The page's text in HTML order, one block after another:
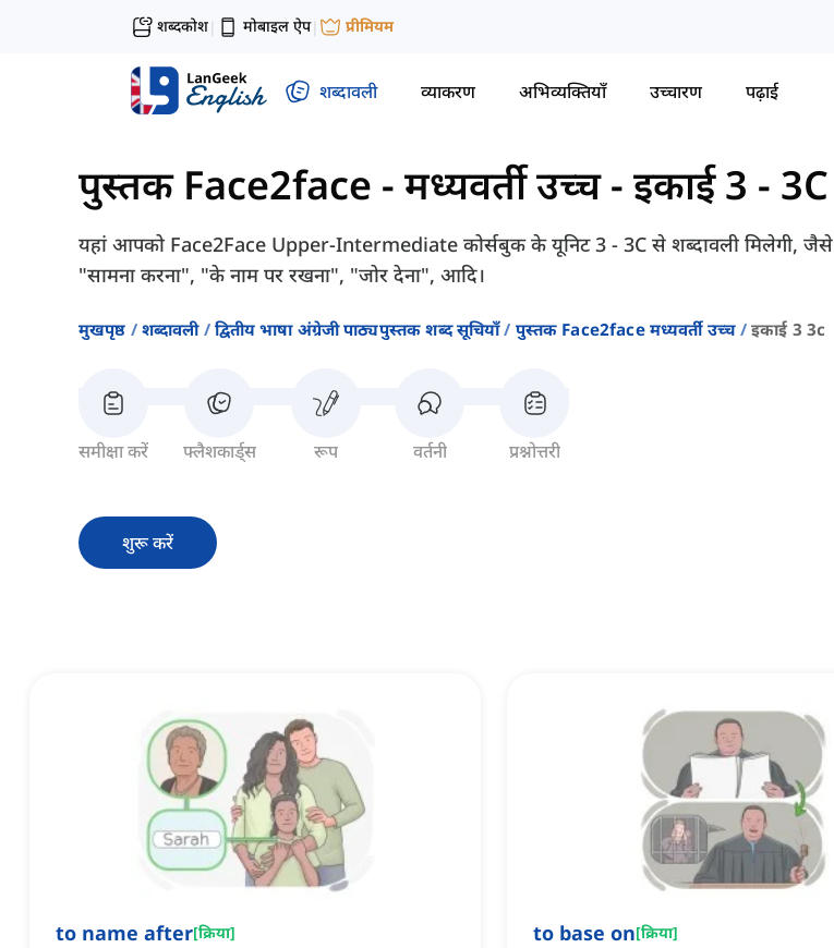
शब्दकोश| मोबाइल ऐप| प्रीमियम
शब्दावली व्याकरण अभिव्यक्तियाँ उच्चारण पढ़ाई
पुस्तक Face2face - मध्यवर्ती उच्च- इकाई 3 - 3C
यहां आपको Face2Face Upper-Intermediate कोर्सबुक के यूनिट 3 - 3C से शब्दावली मिलेगी, जैसे
"सामना करना", "के नाम पर रखना", "जोर देना", आदि।
मुखपृष्ठ शब्दावली द्वितीय भाषा अंग्रेजी पाठ्यपुस्तक शब्द सूचियाँ पुस्तक Face2face मध्यवर्ती उच्च इकाई 3 3c
समीक्षा करें फ्लैशकार्ड्स रूप वर्तनी प्रश्नोत्तरी
शुरू करें
to name after[क्रिया] to base on[क्रिया]